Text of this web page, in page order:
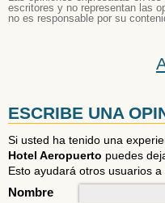
escritores y no representan las
no es responsable por su
ESCRIBE UNA
Si usted ha tenido una
Hotel Aeropuerto puedes
Esto ayudará otros usuarios
Nombre